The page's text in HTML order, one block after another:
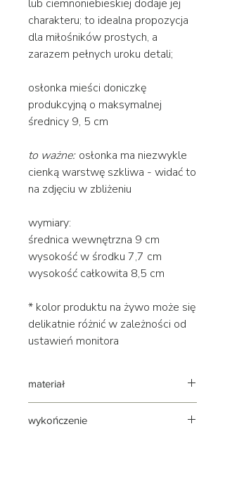
lub ciemnoniebieskiej dodaje jej
charakteru; to idealna propozycja
dla miłośników prostych, a
zarazem pełnych uroku detali;
osłonka mieści doniczkę
produkcyjną o maksymalnej
średnicy 9, 5 cm
to ważne: osłonka ma niezwykle
cienką warstwę szkliwa - widać to
na zdjęciu w zbliżeniu
wymiary:
średnica wewnętrzna 9 cm
wysokość w środku 7,7 cm
wysokość całkowita 8,5 cm
* kolor produktu na żywo może się
delikatnie różnić w zależności od
ustawień monitora
materiał
wykończenie